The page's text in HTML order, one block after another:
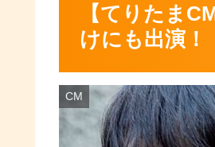
【てりたま
けにも出演！
CM